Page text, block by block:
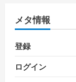
メタ情報
登録
ログイン